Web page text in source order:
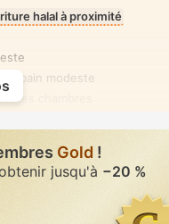
halal à proximité
bain modeste
chambres
Gold !
jusqu'à −20 %